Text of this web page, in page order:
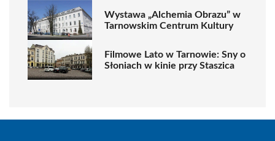
Wystawa „Alchemia Obrazu” w
Tarnowskim Centrum Kultury
Filmowe Lato w Tarnowie: Sny o
Słoniach w kinie przy Staszica